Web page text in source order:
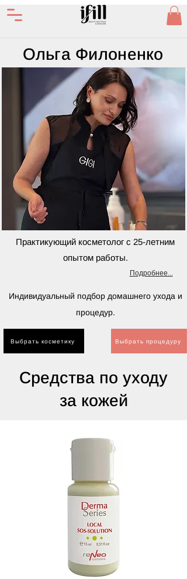
Ольга Филоненко
Практикующий косметолог с 25-летним
опытом работы.
Подробнее...
Индивидуальный подбор домашнего ухода и
процедур.
Выбрать косметику Выбрать процедуру
Средства по уходу
за кожей